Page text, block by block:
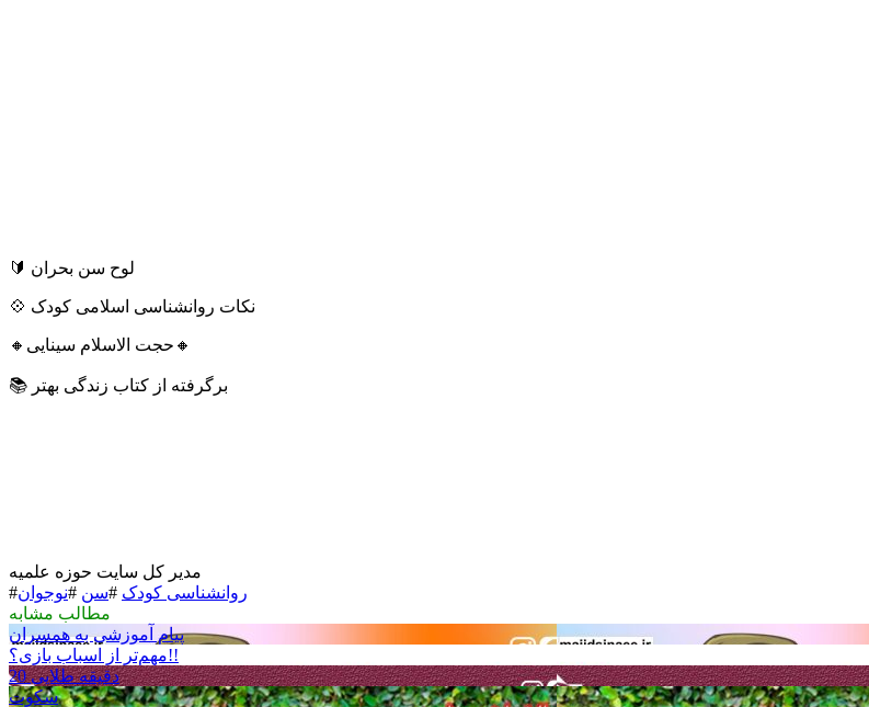
🔰 لوح سن بحران
💠 نکات روانشناسی اسلامی کودک
🔸حجت الاسلام سینایی🔸
📚 برگرفته از کتاب زندگی بهتر
مدیر کل سایت حوزه علمیه
#
روانشناسی کودک #سن #نوجوان
مطالب مشابه
پیام آموزشی به همسران
مهم‌تر از اسباب بازی؟!!
20 دقیقه طلایی
سکوت